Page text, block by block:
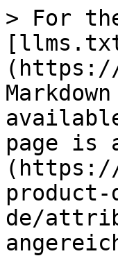
> For
(https://
page is
(https://
product-
de/